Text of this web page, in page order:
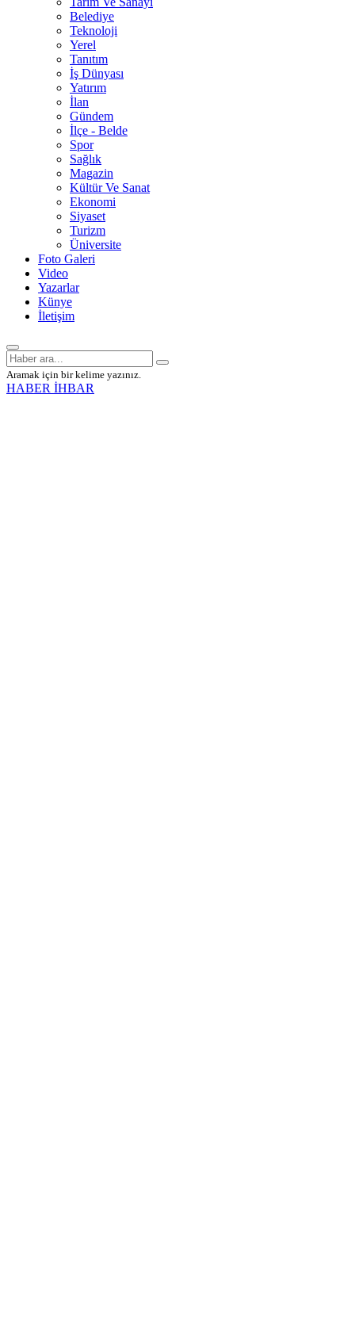
Belediye
Teknoloji
Yerel
Tanıtım
İş Dünyası
Yatırım
İlan
Gündem
İlçe - Belde
Spor
Sağlık
Magazin
Kültür Ve Sanat
Ekonomi
Siyaset
Turizm
Üniversite
Foto Galeri
Video
Yazarlar
Künye
İletişim
Aramak için bir kelime yazınız.
HABER İHBAR